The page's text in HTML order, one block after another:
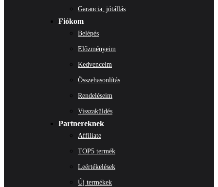
Garancia, jótállás
Fiókom
Belépés
Előzményeim
Kedvenceim
Összehasonlítás
Rendeléseim
Visszaküldés
Partnereknek
Affiliate
TOP5 termék
Leértékelések
Új termékek